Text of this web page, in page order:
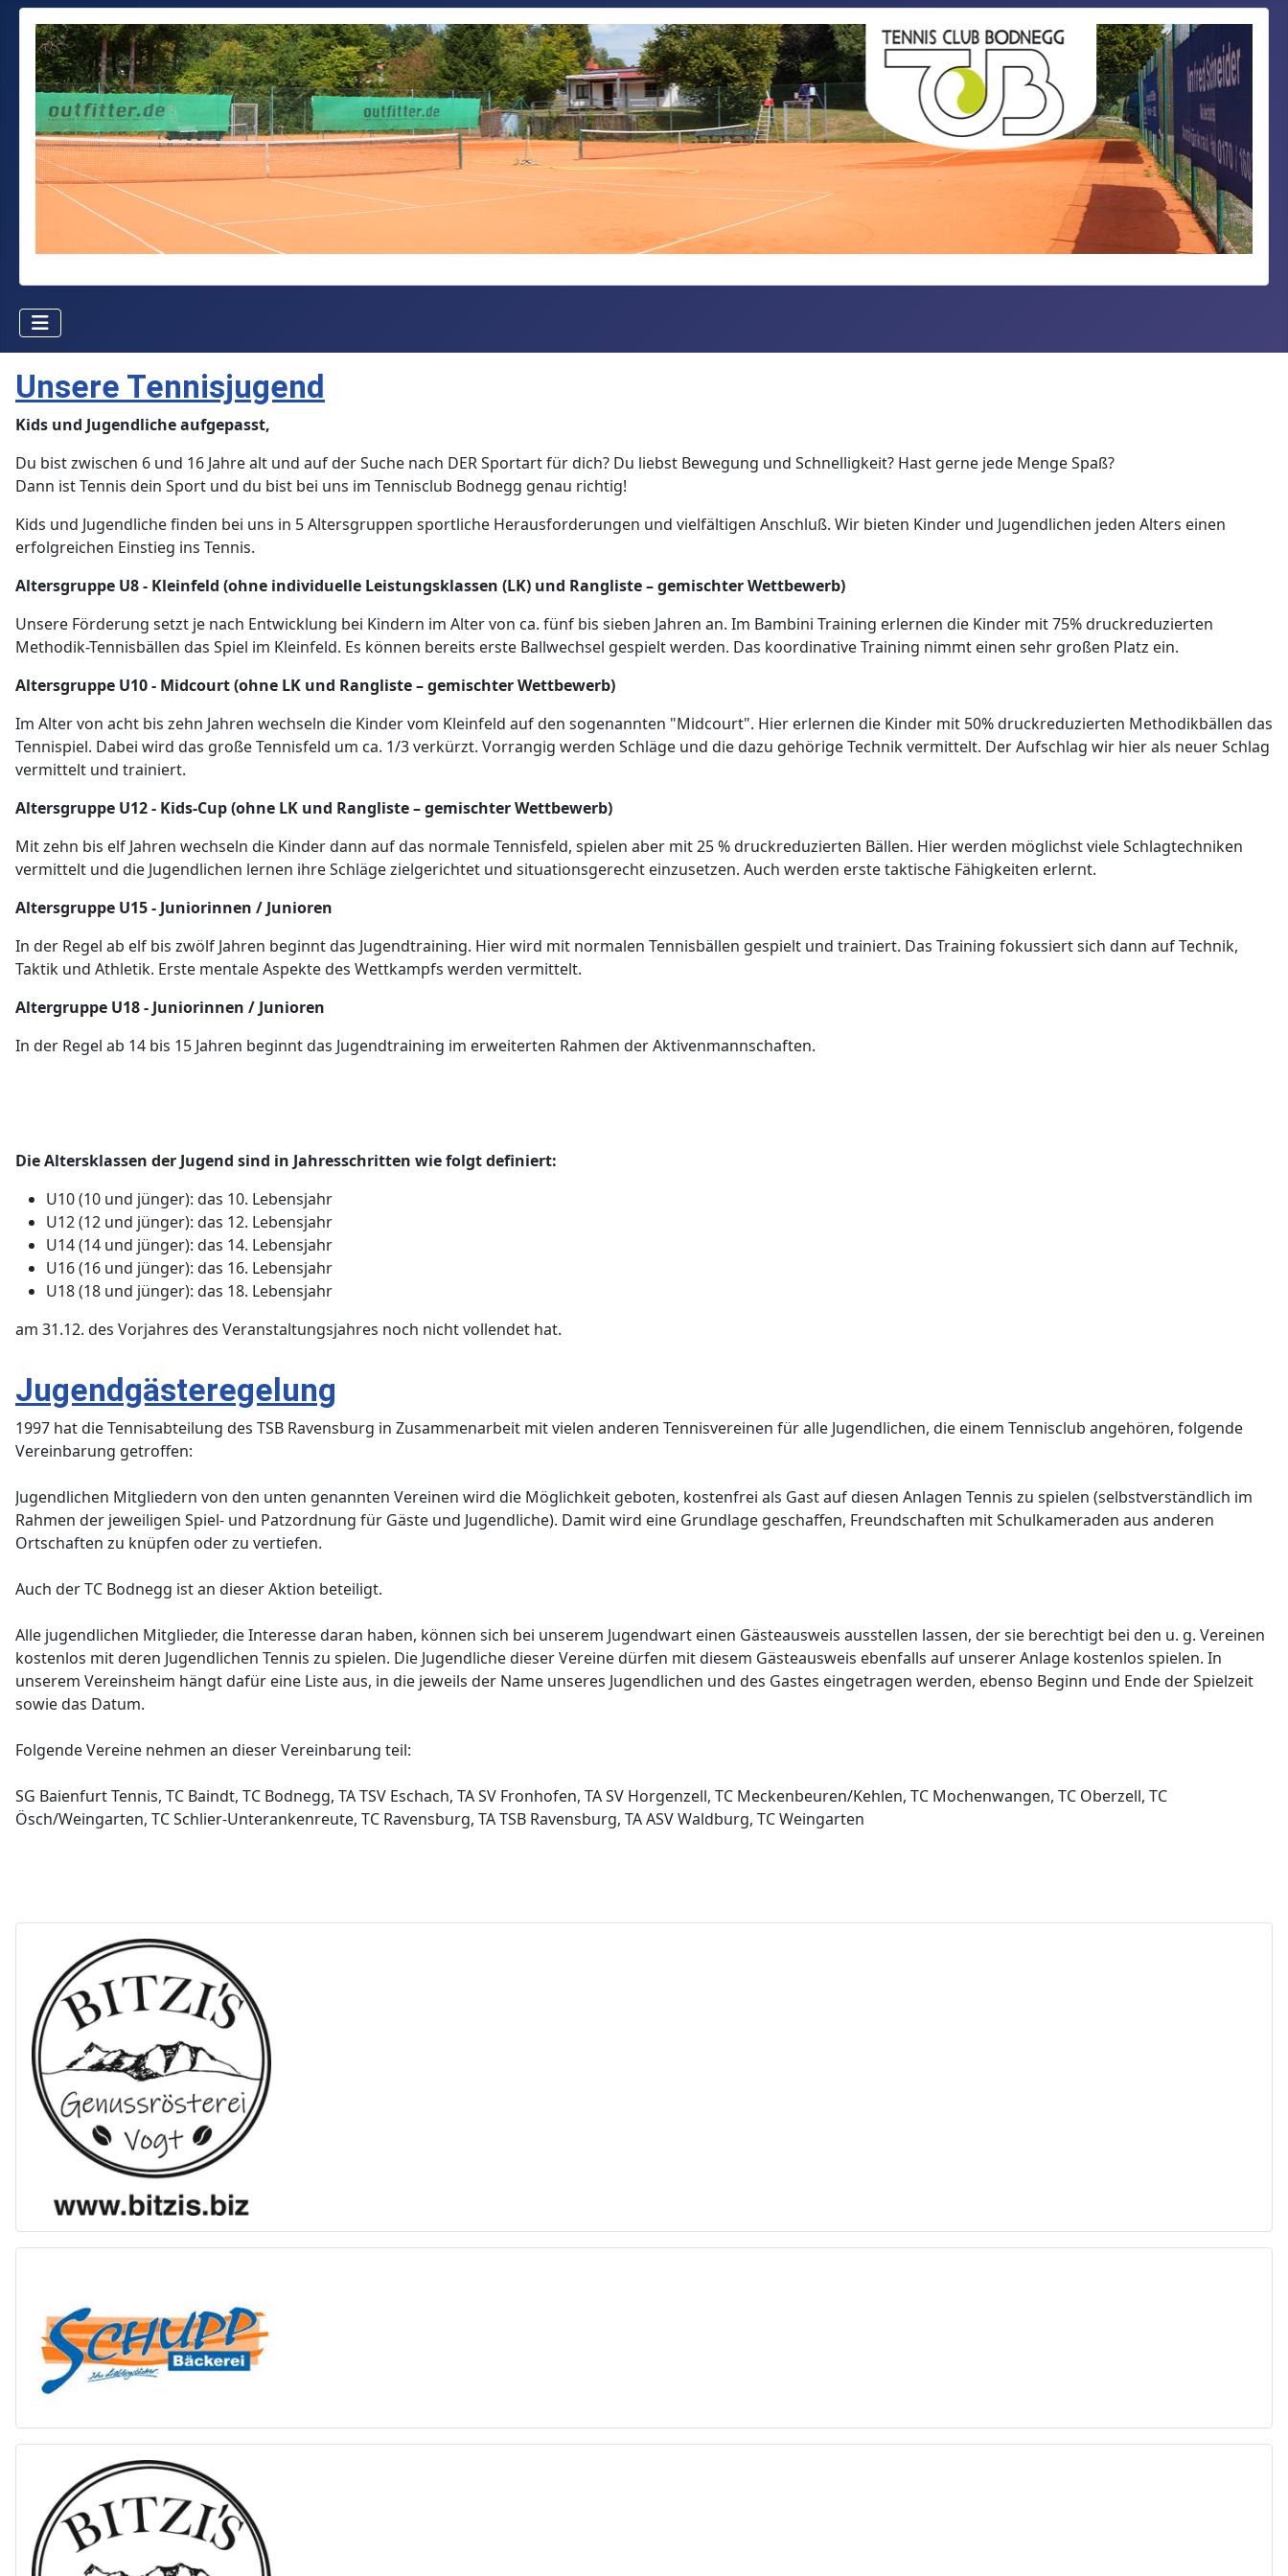
Unsere Tennisjugend
Kids und Jugendliche aufgepasst,
Du bist zwischen 6 und 16 Jahre alt und auf der Suche nach DER Sportart für dich? Du liebst Bewegung und Schnelligkeit? Hast gerne jede Menge Spaß?
Dann ist Tennis dein Sport und du bist bei uns im Tennisclub Bodnegg genau richtig!
Kids und Jugendliche finden bei uns in 5 Altersgruppen sportliche Herausforderungen und vielfältigen Anschluß. Wir bieten Kinder und Jugendlichen jeden Alters einen
erfolgreichen Einstieg ins Tennis.
Altersgruppe U8 - Kleinfeld (ohne individuelle Leistungsklassen (LK) und Rangliste – gemischter Wettbewerb)
Unsere Förderung setzt je nach Entwicklung bei Kindern im Alter von ca. fünf bis sieben Jahren an. Im Bambini Training erlernen die Kinder mit 75% druckreduzierten
Methodik-Tennisbällen das Spiel im Kleinfeld. Es können bereits erste Ballwechsel gespielt werden. Das koordinative Training nimmt einen sehr großen Platz ein.
Altersgruppe U10 - Midcourt (ohne LK und Rangliste – gemischter Wettbewerb)
Im Alter von acht bis zehn Jahren wechseln die Kinder vom Kleinfeld auf den sogenannten "Midcourt". Hier erlernen die Kinder mit 50% druckreduzierten Methodikbällen das
Tennispiel. Dabei wird das große Tennisfeld um ca. 1/3 verkürzt. Vorrangig werden Schläge und die dazu gehörige Technik vermittelt. Der Aufschlag wir hier als neuer Schlag
vermittelt und trainiert.
Altersgruppe U12 - Kids-Cup (ohne LK und Rangliste – gemischter Wettbewerb)
Mit zehn bis elf Jahren wechseln die Kinder dann auf das normale Tennisfeld, spielen aber mit 25 % druckreduzierten Bällen. Hier werden möglichst viele Schlagtechniken
vermittelt und die Jugendlichen lernen ihre Schläge zielgerichtet und situationsgerecht einzusetzen. Auch werden erste taktische Fähigkeiten erlernt.
Altersgruppe U15 - Juniorinnen / Junioren
In der Regel ab elf bis zwölf Jahren beginnt das Jugendtraining. Hier wird mit normalen Tennisbällen gespielt und trainiert. Das Training fokussiert sich dann auf Technik,
Taktik und Athletik. Erste mentale Aspekte des Wettkampfs werden vermittelt.
Altergruppe U18 - Juniorinnen / Junioren
In der Regel ab 14 bis 15 Jahren beginnt das Jugendtraining im erweiterten Rahmen der Aktivenmannschaften.
Die Altersklassen der Jugend sind in Jahresschritten wie folgt definiert:
U10 (10 und jünger): das 10. Lebensjahr
U12 (12 und jünger): das 12. Lebensjahr
U14 (14 und jünger): das 14. Lebensjahr
U16 (16 und jünger): das 16. Lebensjahr
U18 (18 und jünger): das 18. Lebensjahr
am 31.12. des Vorjahres des Veranstaltungsjahres noch nicht vollendet hat.
Jugendgästeregelung
1997 hat die Tennisabteilung des TSB Ravensburg in Zusammenarbeit mit vielen anderen Tennisvereinen für alle Jugendlichen, die einem Tennisclub angehören, folgende
Vereinbarung getroffen:
Jugendlichen Mitgliedern von den unten genannten Vereinen wird die Möglichkeit geboten, kostenfrei als Gast auf diesen Anlagen Tennis zu spielen (selbstverständlich im
Rahmen der jeweiligen Spiel- und Patzordnung für Gäste und Jugendliche). Damit wird eine Grundlage geschaffen, Freundschaften mit Schulkameraden aus anderen
Ortschaften zu knüpfen oder zu vertiefen.
Auch der TC Bodnegg ist an dieser Aktion beteiligt.
Alle jugendlichen Mitglieder, die Interesse daran haben, können sich bei unserem Jugendwart einen Gästeausweis ausstellen lassen, der sie berechtigt bei den u. g. Vereinen
kostenlos mit deren Jugendlichen Tennis zu spielen. Die Jugendliche dieser Vereine dürfen mit diesem Gästeausweis ebenfalls auf unserer Anlage kostenlos spielen. In
unserem Vereinsheim hängt dafür eine Liste aus, in die jeweils der Name unseres Jugendlichen und des Gastes eingetragen werden, ebenso Beginn und Ende der Spielzeit
sowie das Datum.
Folgende Vereine nehmen an dieser Vereinbarung teil:
SG Baienfurt Tennis, TC Baindt, TC Bodnegg, TA TSV Eschach, TA SV Fronhofen, TA SV Horgenzell, TC Meckenbeuren/Kehlen, TC Mochenwangen, TC Oberzell, TC
Ösch/Weingarten, TC Schlier-Unterankenreute, TC Ravensburg, TA TSB Ravensburg, TA ASV Waldburg, TC Weingarten